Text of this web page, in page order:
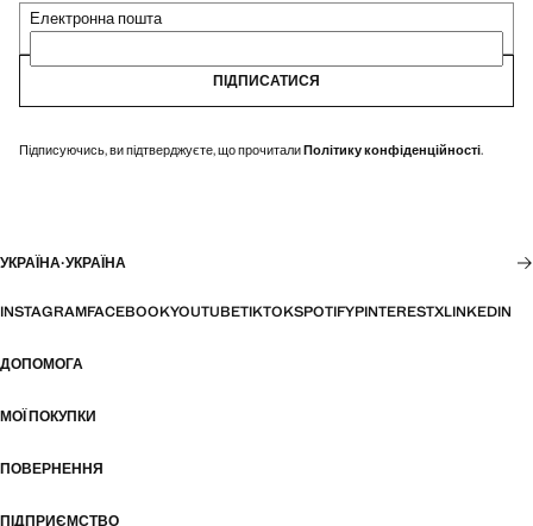
Електронна пошта
ПІДПИСАТИСЯ
Підписуючись, ви підтверджуєте, що прочиталиПолітику конфіденційності.
УКРАЇНА·УКРАЇНА
INSTAGRAMFACEBOOKYOUTUBETIKTOKSPOTIFYPINTERESTXLINKEDIN
ДОПОМОГА
МОЇ ПОКУПКИ
ПОВЕРНЕННЯ
ПІДПРИЄМСТВО